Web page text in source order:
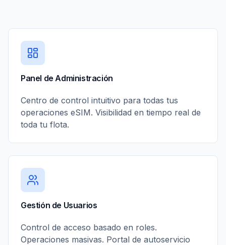
Panel de Administración
Centro de control intuitivo para todas tus
operaciones eSIM. Visibilidad en tiempo real de
toda tu flota.
Gestión de Usuarios
Control de acceso basado en roles.
Operaciones masivas. Portal de autoservicio